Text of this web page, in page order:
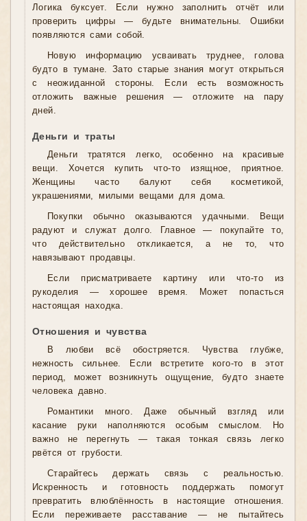
Логика буксует. Если нужно заполнить отчёт или
проверить цифры — будьте внимательны. Ошибки
появляются сами собой.
Новую информацию усваивать труднее, голова
будто в тумане. Зато старые знания могут открыться
с неожиданной стороны. Если есть возможность
отложить важные решения — отложите на пару
дней.
Деньги и траты
Деньги тратятся легко, особенно на красивые
вещи. Хочется купить что-то изящное, приятное.
Женщины часто балуют себя косметикой,
украшениями, милыми вещами для дома.
Покупки обычно оказываются удачными. Вещи
радуют и служат долго. Главное — покупайте то,
что действительно откликается, а не то, что
навязывают продавцы.
Если присматриваете картину или что-то из
рукоделия — хорошее время. Может попасться
настоящая находка.
Отношения и чувства
В любви всё обостряется. Чувства глубже,
нежность сильнее. Если встретите кого-то в этот
период, может возникнуть ощущение, будто знаете
человека давно.
Романтики много. Даже обычный взгляд или
касание руки наполняются особым смыслом. Но
важно не перегнуть — такая тонкая связь легко
рвётся от грубости.
Старайтесь держать связь с реальностью.
Искренность и готовность поддержать помогут
превратить влюблённость в настоящие отношения.
Если переживаете расставание — не пытайтесь